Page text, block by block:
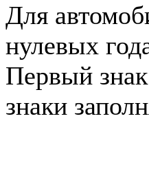
Для
нулевых
Первый
знаки